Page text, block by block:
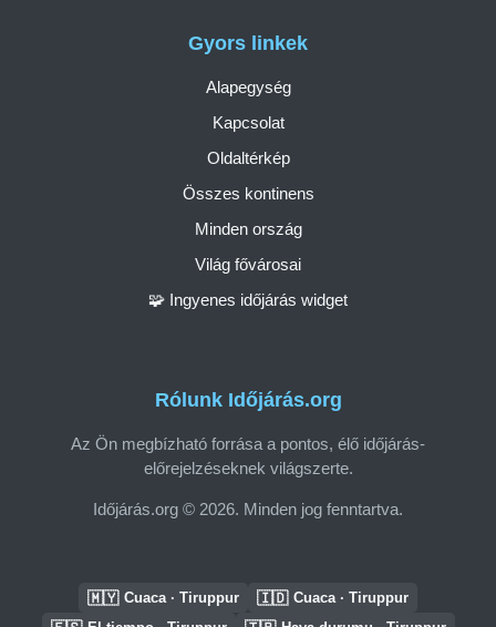
Rólunk Időjárás.org
Az Ön megbízható forrása a pontos, élő időjárás-
előrejelzéseknek világszerte.
Időjárás.org © 2026. Minden jog fenntartva.
Gyors linkek
Alapegység
Kapcsolat
Oldaltérkép
Összes kontinens
Minden ország
Világ fővárosai
🧩 Ingyenes időjárás widget
🇲🇾 Cuaca · Tiruppur 🇮🇩 Cuaca · Tiruppur